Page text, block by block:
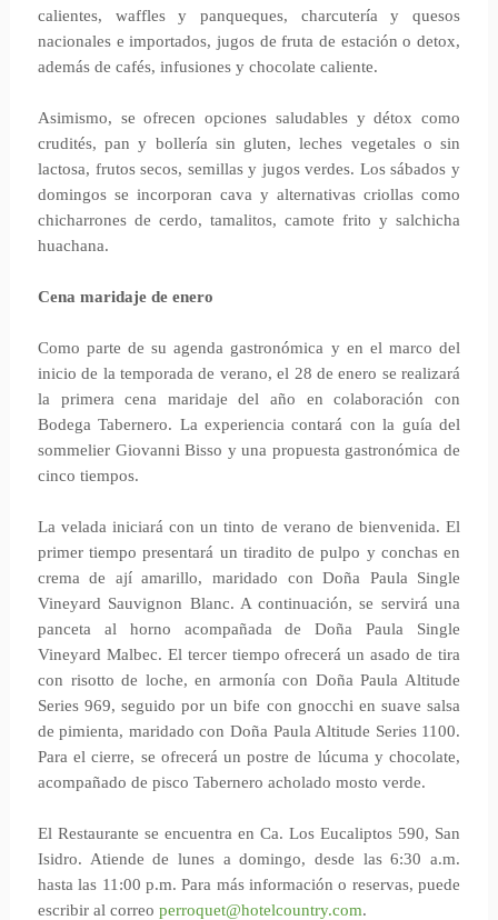
calientes, waffles y panqueques, charcutería y quesos
nacionales e importados, jugos de fruta de estación o detox,
además de cafés, infusiones y chocolate caliente.
Asimismo, se ofrecen opciones saludables y détox como
crudités, pan y bollería sin gluten, leches vegetales o sin
lactosa, frutos secos, semillas y jugos verdes. Los sábados y
domingos se incorporan cava y alternativas criollas como
chicharrones de cerdo, tamalitos, camote frito y salchicha
huachana.
Cena maridaje de enero
Como parte de su agenda gastronómica y en el marco del
inicio de la temporada de verano, el 28 de enero se realizará
la primera cena maridaje del año en colaboración con
Bodega Tabernero. La experiencia contará con la guía del
sommelier Giovanni Bisso y una propuesta gastronómica de
cinco tiempos.
La velada iniciará con un tinto de verano de bienvenida. El
primer tiempo presentará un tiradito de pulpo y conchas en
crema de ají amarillo, maridado con Doña Paula Single
Vineyard Sauvignon Blanc. A continuación, se servirá una
panceta al horno acompañada de Doña Paula Single
Vineyard Malbec. El tercer tiempo ofrecerá un asado de tira
con risotto de loche, en armonía con Doña Paula Altitude
Series 969, seguido por un bife con gnocchi en suave salsa
de pimienta, maridado con Doña Paula Altitude Series 1100.
Para el cierre, se ofrecerá un postre de lúcuma y chocolate,
acompañado de pisco Tabernero acholado mosto verde.
El Restaurante se encuentra en Ca. Los Eucaliptos 590, San
Isidro. Atiende de lunes a domingo, desde las 6:30 a.m.
hasta las 11:00 p.m. Para más información o reservas, puede
escribir al correo perroquet@hotelcountry.com.